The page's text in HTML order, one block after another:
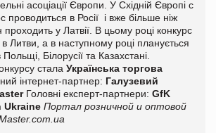
асоціації Європи. У Східній Європі с
проводиться в Росії і вже більше ніж
проходить у Латвії. В цьому році конкурс
в Литви, а в наступному році планується
Білорусії та Казахстані.
стала Українська торгова
інтернет-партнер: Галузевий
Головні експерт-партнери: GfK
Ukraine Портал розничной и оптовой